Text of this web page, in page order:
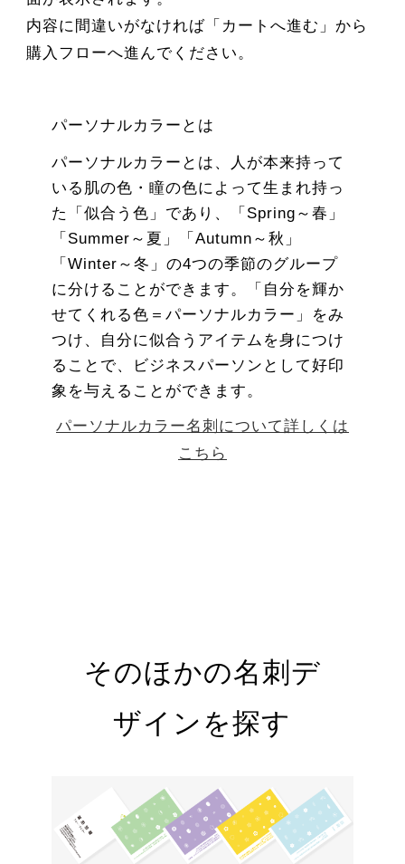
内容に間違いがなければ「カートへ進む」から
購入フローへ進んでください。
パーソナルカラーとは
パーソナルカラーとは、人が本来持って
いる肌の色・瞳の色によって生まれ持っ
た「似合う色」であり、「Spring～春」
「Summer～夏」「Autumn～秋」
「Winter～冬」の4つの季節のグループ
に分けることができます。「自分を輝か
せてくれる色＝パーソナルカラー」をみ
つけ、自分に似合うアイテムを身につけ
ることで、ビジネスパーソンとして好印
象を与えることができます。
パーソナルカラー名刺について詳しくは
こちら
そのほかの名刺デ
ザインを探す